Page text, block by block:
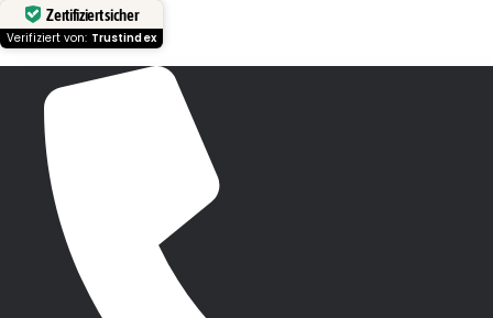
Zertifiziert sicher
Verifiziert von: Trustindex